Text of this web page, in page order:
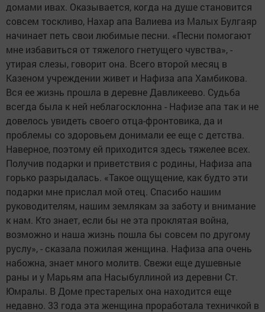
домами ивах. Оказывается, когда на душе становится
совсем тоскливо, Нахар апа Валиева из Малых Булгаяр
начинает петь свои любимые песни. «Песни помогают
мне избавиться от тяжелого гнетущего чувства», -
утирая слезы, говорит она. Всего второй месяц в
Казеном учреждении живет и Нафиза апа Хамбикова.
Вся ее жизнь прошла в деревне Давликеево. Судьба
всегда была к ней неблагосклонна - Нафизе апа так и не
довелось увидеть своего отца-фронтовика, да и
проблемы со здоровьем донимали ее еще с детства.
Наверное, поэтому ей приходится здесь тяжелее всех.
Получив подарки и приветствия с родины, Нафиза апа
горько разрыдалась. «Такое ощущение, как будто эти
подарки мне прислал мой отец. Спасибо нашим
руководителям, нашим землякам за заботу и внимание
к нам. Кто знает, если бы не эта проклятая война,
возможно и наша жизнь пошла бы совсем по другому
руслу», - сказала пожилая женщина. Нафиза апа очень
набожна, знает много молитв. Свежи еще душевные
раны и у Марьям апа Насыбуллиной из деревни Ст.
Юмралы. В Доме престарелых она находится еще
недавно. 33 года эта женщина проработала техничкой в